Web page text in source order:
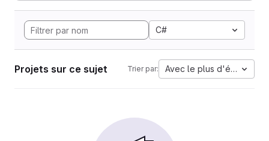
C#
Projets sur ce sujet Trier par: Avec le plus d'étoiles